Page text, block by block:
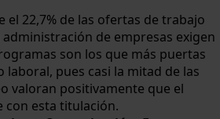
el 22,7% de las ofertas de trabajo
de empresas exigen
son los que más puertas
laboral, pues casi la mitad de las
valoran positivamente que el
con esta titulación.